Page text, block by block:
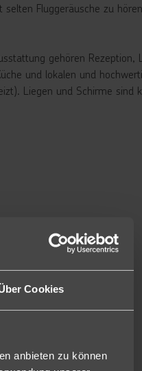
Cookies
anbieten zu können
Fluggeräusche zu
gehören Rezeption,
und lokalen und
Liegen und Schirme sind
Fahrräder und Surfgepäck